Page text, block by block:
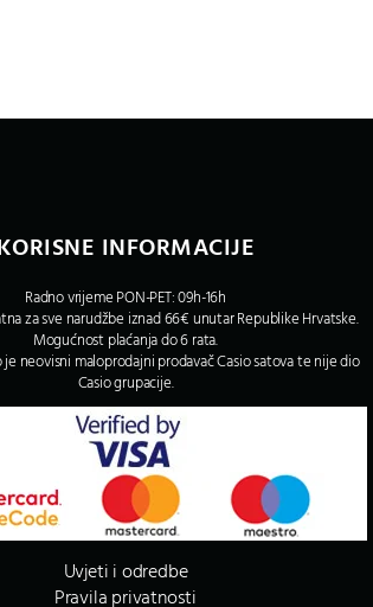
INFORMACIJE
Radno vrijeme PON-PET: 09h-16h
za sve narudžbe iznad 66€ unutar Republike Hrvatske.
Mogućnost plaćanja do 6 rata.
neovisni maloprodajni prodavač Casio satova te nije dio
Casio grupacije.
Uvjeti i odredbe
Pravila privatnosti